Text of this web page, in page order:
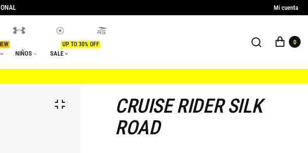
Mi cuenta
NIÑOS SALE
UP TO 30% OFF 0
CRUISE RIDER SILK
ROAD